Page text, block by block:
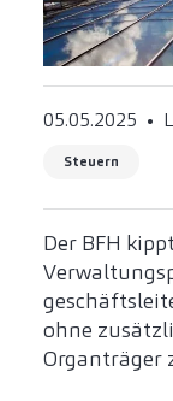
05.05.2025
Steuern
Der BFH
ohne
Organträger